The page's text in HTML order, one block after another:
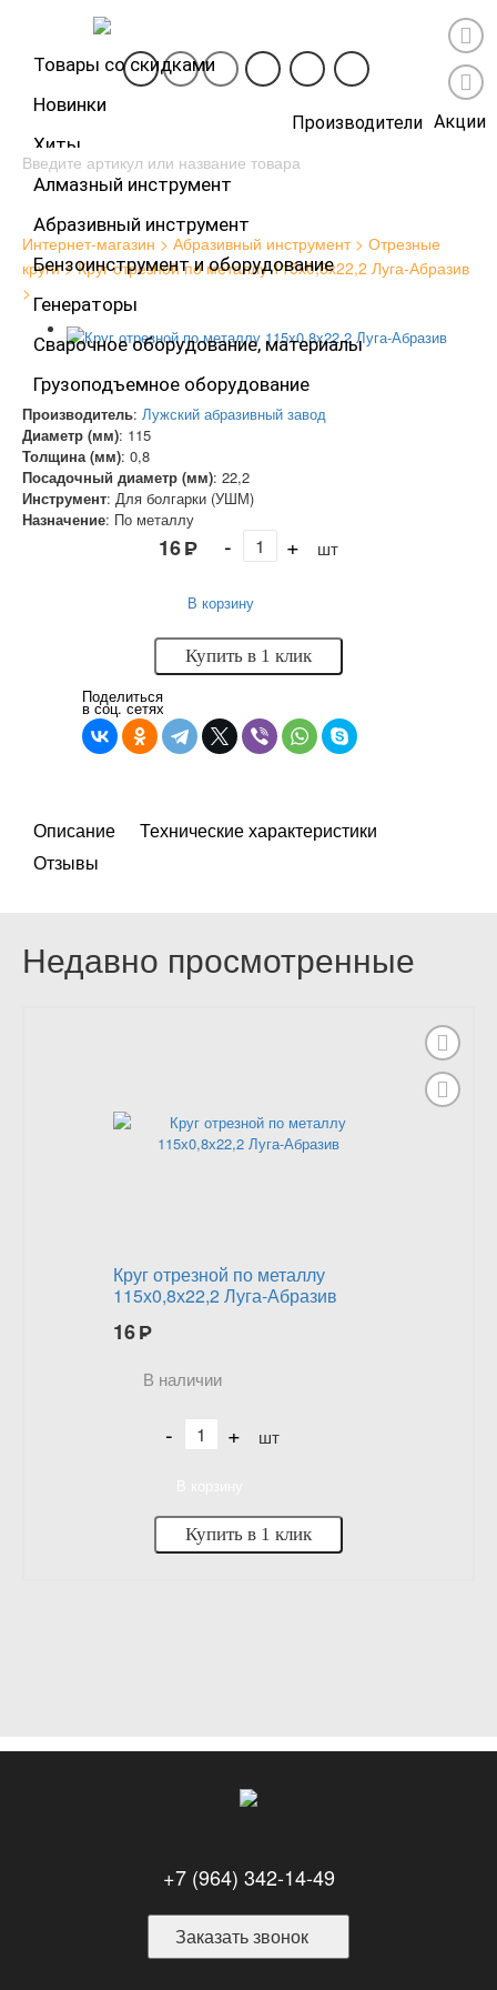
Товары со скидками
Новинки
Хиты
Алмазный инструмент
Абразивный инструмент
Бензоинструмент и оборудование
Генераторы
Сварочное оборудование, материалы
Грузоподъемное оборудование
Акции
Производители
Интернет-магазин Абразивный инструмент
Отрезные
круги
Круг отрезной по металлу 115х0,8х22,2 Луга-Абразив
Производитель: Лужский абразивный завод
Диаметр (мм): 115
Толщина (мм): 0,8
Посадочный диаметр (мм): 22,2
Инструмент: Для болгарки (УШМ)
Назначение: По металлу
16Р - + шт
В корзину
Купить в 1 клик
Поделиться
в соц. сетях
Описание
Технические характеристики
Отзывы
Недавно просмотренные
Круг отрезной по металлу
115х0,8х22,2 Луга-Абразив
16Р
В наличии
- + шт
Купить в 1 клик
+7 (964) 342-14-49
Заказать звонок